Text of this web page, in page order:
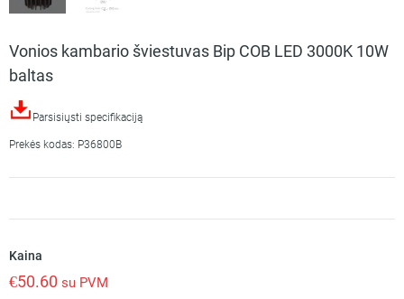
Vonios kambario šviestuvas Bip COB LED 3000K 10W
baltas
Parsisiųsti specifikaciją
Prekės kodas: P36800B
Kaina
€50.60 su PVM